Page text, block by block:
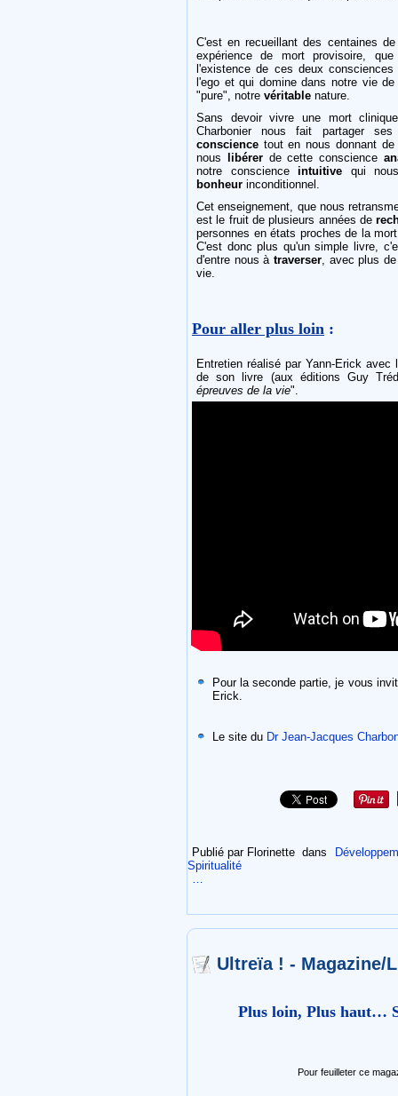
C'est en recueillant des centaines
expérience de mort provisoire,
l'existence de ces deux
l'ego et qui domine dans notre vie
"pure", notre véritable nature.
Sans devoir vivre une mort
Charbonier nous fait partager
conscience tout en nous donnant
nous libérerde cette conscience
notre conscienceintuitive qui
bonheur inconditionnel.
Cet enseignement, que nous
est le fruit de plusieurs années de
personnes en états proches de la
C'est donc plus qu'un simple livre,
d'entre nous à traverser, avec plus
vie.
Pour aller plus loin :
Entretien réalisé par Yann-Erick
de son livre (aux éditions Guy
épreuves de la vie".
Pour la seconde partie, je vous
Erick.
Le site du Dr Jean-Jacques
Publié par Florinette dans
Spiritualité
Ultreïa ! - Magazine/
Plus loin, Plus haut…
Pour feuilleter ce